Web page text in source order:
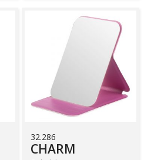
32.286
CHARM